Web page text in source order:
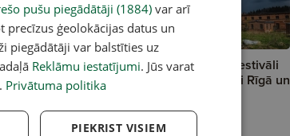
spuldzes?
Nenokavē! Pilsētu svētki, festivāli
un sporta svētki — notikumi Rīgā un
novados šonedēļ
pušu piegādātāji (1884)var arī
ģeolokācijas datus un
piegādātāji var balstīties uz
Reklāmu iestatījumi. Jūs varat
. Privātuma politika
PIEKRIST VISIEM